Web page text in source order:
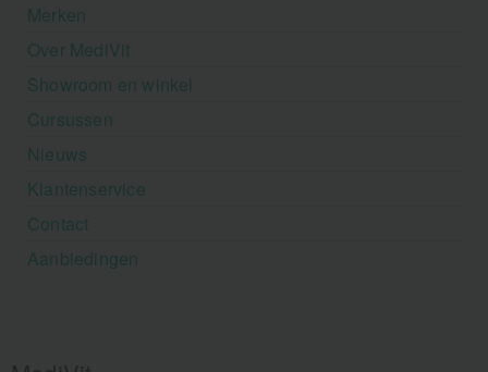
Merken
Over MediVit
Showroom en winkel
Cursussen
Nieuws
Klantenservice
Contact
Aanbiedingen